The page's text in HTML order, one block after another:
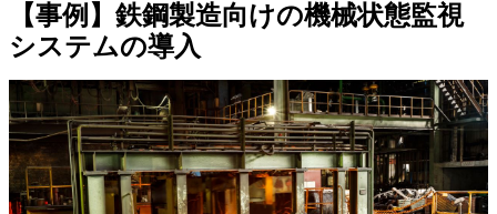
【事例】鉄鋼製造向けの機械状態監視
システムの導入